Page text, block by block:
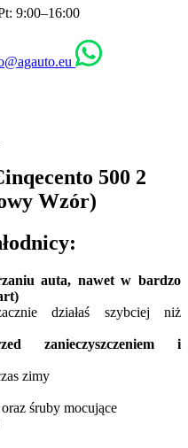
9:00–16:00
500 2
Wzór)
auta, nawet w bardzo
działaś szybciej niż
zanieczyszczeniem i
zimy
śruby mocujące